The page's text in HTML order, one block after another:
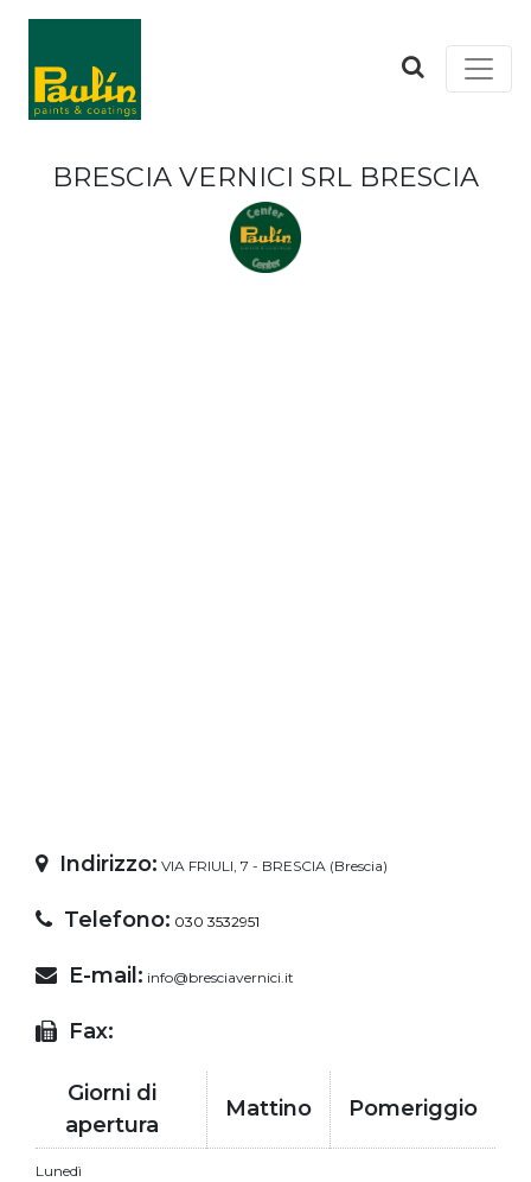
BRESCIA VERNICI SRL BRESCIA
Indirizzo: VIA FRIULI, 7 - BRESCIA (Brescia)
Telefono: 030 3532951
E-mail: info@bresciavernici.it
Fax:
Giorni di
apertura
Mattino Pomeriggio
Lunedì